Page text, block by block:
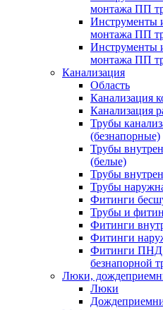
монтажа ПП
Инструменты
монтажа ПП
Инструменты
монтажа ПП
Канализация
Область
Канализация
Канализация
Трубы
(безнапорные)
Трубы
(белые)
Трубы
Трубы
Фитинги
Трубы и
Фитинги
Фитинги
Фитинги ПНД
безнапорной
Люки,
Люки